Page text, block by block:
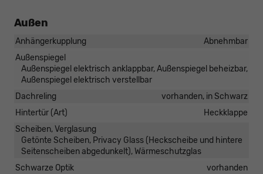
Außen
Anhängerkupplung
Abnehmbar
Außenspiegel
Außenspiegel elektrisch anklappbar, Außenspiegel beheizbar,
Außenspiegel elektrisch verstellbar
Dachreling
vorhanden, in Schwarz
Hintertür (Art)
Heckklappe
Scheiben, Verglasung
Getönte Scheiben, Privacy Glass (Heckscheibe und hintere
Seitenscheiben abgedunkelt), Wärmeschutzglas
Schwarze Optik
vorhanden